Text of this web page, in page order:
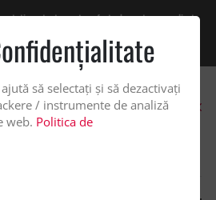
contacta pentru oferta de pret personalizata
de 2% -Cumpără acum!
să selectați și să dezactivați
/ instrumente de analiză
web. Politica de